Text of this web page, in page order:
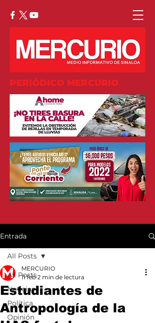
PERIÓDICO MERCURIO
Entrada
All Posts
Noticias
Política
Opinión
All Posts
Estudiantes de
Antropología de la
MERCURIO
11 feb 2 min de lectura